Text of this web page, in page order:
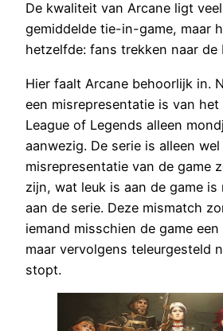
De kwaliteit van Arcane ligt
gemiddelde tie-in-game, maar
hetzelfde: fans trekken naar de
Hier faalt Arcane behoorlijk in.
een misrepresentatie is van het
League of Legends alleen
aanwezig. De serie is alleen wel
misrepresentatie van de game
zijn, wat leuk is aan de game is
aan de serie. Deze mismatch
iemand misschien de game
maar vervolgens teleurgesteld
stopt.